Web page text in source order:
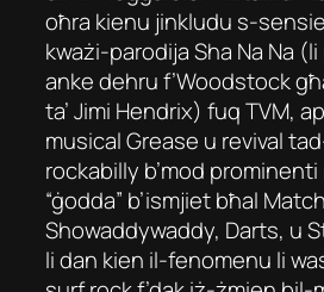
oħra kienu jinkludu s-
kważi-parodija Sha Na Na
anke dehru f’Woodstock
ta’ Jimi Hendrix) fuq TVM,
musical Grease u revival
rockabilly b’mod
“ġodda” b’ismjiet bħal
Showaddywaddy, Darts, u
li dan kien il-fenomenu li